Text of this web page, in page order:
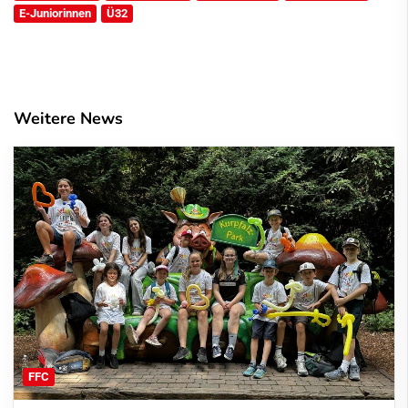
E-Juniorinnen Ü32
Weitere News
FFC